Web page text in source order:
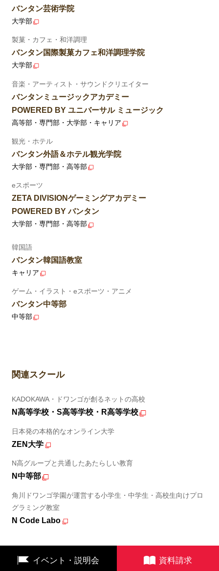
イベント・説明会 資料請求
バンタン芸術学院
大学部
製菓・カフェ・和洋調理
バンタン国際製菓カフェ和洋調理学院
大学部
音楽・アーティスト・サウンドクリエイター
バンタンミュージックアカデミー
POWERED BY ユニバーサル ミュージック
高等部・専門部・大学部・キャリア
観光・ホテル
バンタン外語＆ホテル観光学院
大学部・専門部・高等部
eスポーツ
ZETA DIVISIONゲーミングアカデミー
POWERED BY バンタン
大学部・専門部・高等部
韓国語
バンタン韓国語教室
キャリア
ゲーム・イラスト・eスポーツ・アニメ
バンタン中等部
中等部
関連スクール
KADOKAWA・ドワンゴが創るネットの高校
N高等学校・S高等学校・R高等学校
日本発の本格的なオンライン大学
ZEN大学
N高グループと共通したあたらしい教育
N中等部
角川ドワンゴ学園が運営する小学生・中学生・高校生向けプロ
グラミング教室
N Code Labo